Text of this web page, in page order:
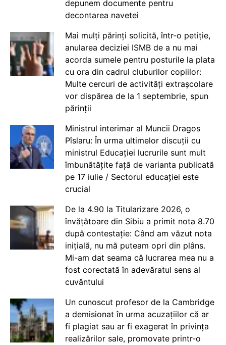
depunem documente pentru
decontarea navetei
Mai mulți părinți solicită, într-o petiție,
anularea deciziei ISMB de a nu mai
acorda sumele pentru posturile la plata
cu ora din cadrul cluburilor copiilor:
Multe cercuri de activități extrașcolare
vor dispărea de la 1 septembrie, spun
părinții
Ministrul interimar al Muncii Dragos
Pîslaru: În urma ultimelor discuții cu
ministrul Educației lucrurile sunt mult
îmbunătățite față de varianta publicată
pe 17 iulie / Sectorul educației este
crucial
De la 4.90 la Titularizare 2026, o
învățătoare din Sibiu a primit nota 8.70
după contestație: Când am văzut nota
inițială, nu mă puteam opri din plâns.
Mi-am dat seama că lucrarea mea nu a
fost corectată în adevăratul sens al
cuvântului
Un cunoscut profesor de la Cambridge
a demisionat în urma acuzațiilor că ar
fi plagiat sau ar fi exagerat în privința
realizărilor sale, promovate printr-o